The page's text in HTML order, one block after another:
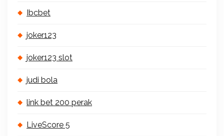
Ibcbet
joker123
joker123 slot
judi bola
link bet 200 perak
LiveScore 5